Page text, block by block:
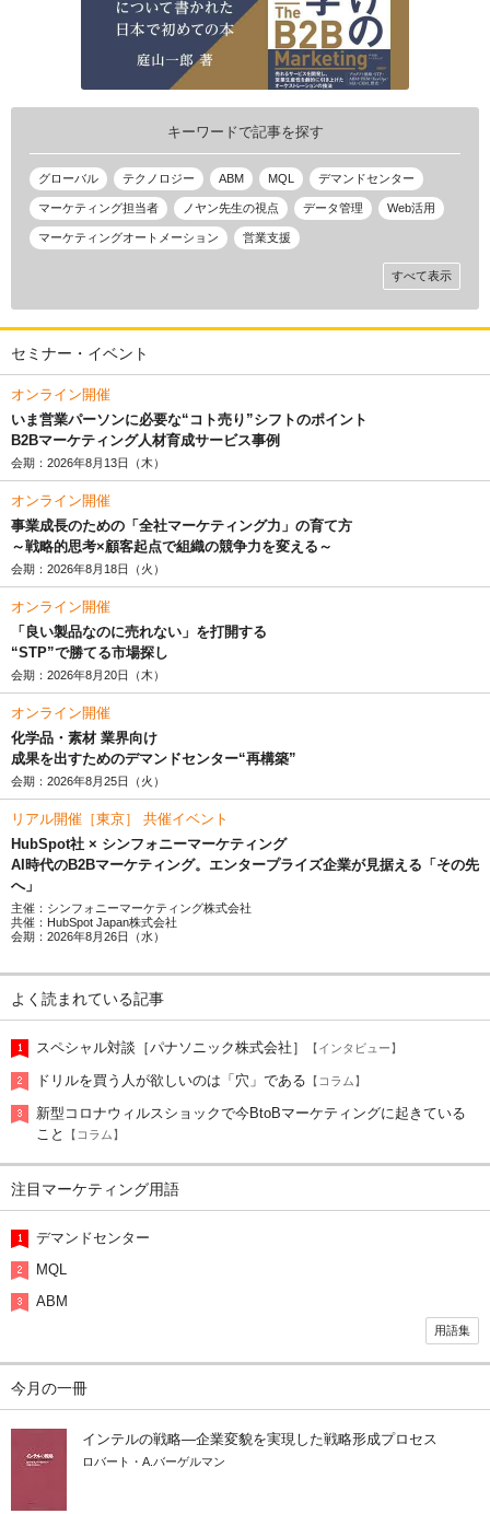
キーワードで記事を探す
グローバル テクノロジー ABM MQL デマンドセンター
マーケティング担当者 ノヤン先生の視点 データ管理 Web活用
マーケティングオートメーション 営業支援
すべて表示
セミナー・イベント
オンライン開催
いま営業パーソンに必要な“コト売り”シフトのポイント
B2Bマーケティング人材育成サービス事例
会期：2026年8月13日（木）
オンライン開催
事業成長のための「全社マーケティング力」の育て方
～戦略的思考×顧客起点で組織の競争力を変える～
会期：2026年8月18日（火）
オンライン開催
「良い製品なのに売れない」を打開する
“STP”で勝てる市場探し
会期：2026年8月20日（木）
オンライン開催
化学品・素材 業界向け
成果を出すためのデマンドセンター“再構築”
会期：2026年8月25日（火）
リアル開催［東京］ 共催イベント
HubSpot社 × シンフォニーマーケティング
AI時代のB2Bマーケティング。エンタープライズ企業が見据える「その先
へ」
主催：シンフォニーマーケティング株式会社
共催：HubSpot Japan株式会社
会期：2026年8月26日（水）
よく読まれている記事
スペシャル対談［パナソニック株式会社］ 【インタビュー】
ドリルを買う人が欲しいのは「穴」である 【コラム】
新型コロナウィルスショックで今BtoBマーケティングに起きている
こと
【コラム】
注目マーケティング用語
デマンドセンター
MQL
ABM
用語集
今月の一冊
インテルの戦略―企業変貌を実現した戦略形成プロセス
ロバート・A.バーゲルマン